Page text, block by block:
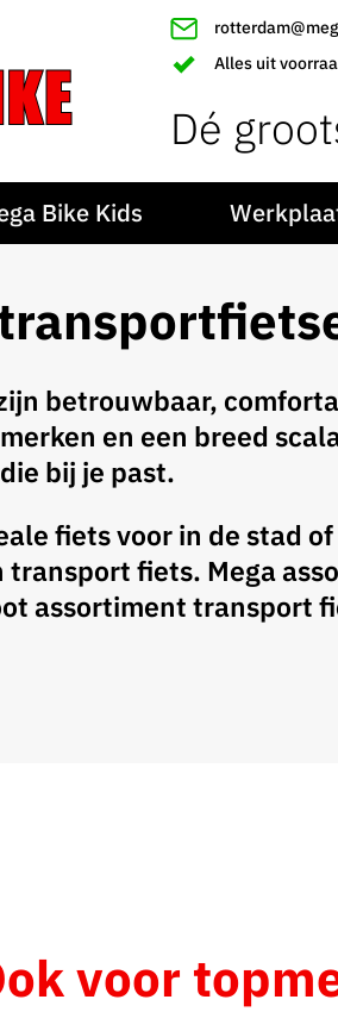
Alles uit
Dé
Bike Kids
betrouwbaar,
en een breed
bij je past.
fiets voor in de stad
transport fiets. Mega
assortiment transport
voor